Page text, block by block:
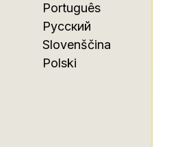
Português
Русский
Slovenščina
Polski